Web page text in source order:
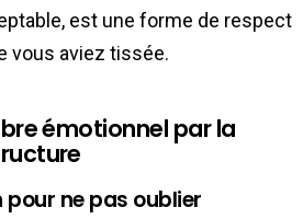
est une forme de respect
vous aviez tissée.
émotionnel par la
pour ne pas oublier